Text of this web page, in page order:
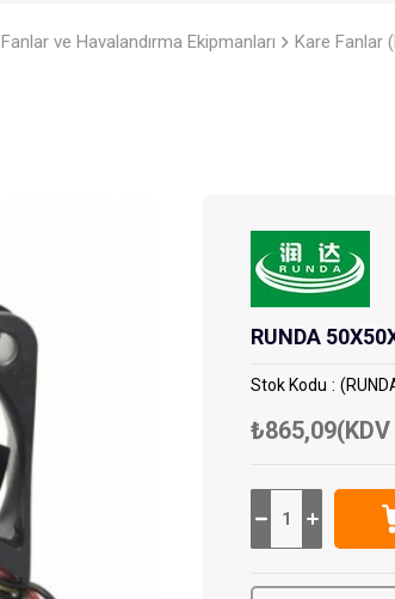
Fanlar ve Havalandırma Ekipmanları Kare Fanlar
RUNDA
Stok Kodu
₺865,09